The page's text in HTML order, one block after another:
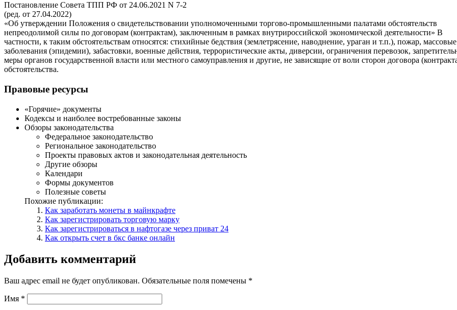
Постановление Совета ТПП РФ от 24.06.2021 N 7-2
(ред. от 27.04.2022)
«Об утверждении Положения о свидетельствовании уполномоченными торгово-промышленными палатами обстоятельств
непреодолимой силы по договорам (контрактам), заключенным в рамках внутрироссийской экономической деятельности» В
частности, к таким обстоятельствам относятся: стихийные бедствия (землетрясение, наводнение, ураган и т.п.), пожар, массовые
заболевания (эпидемии), забастовки, военные действия, террористические акты, диверсии, ограничения перевозок,
меры органов государственной власти или местного самоуправления и другие, не зависящие от воли сторон договора
обстоятельства.
Правовые ресурсы
«Горячие» документы
Кодексы и наиболее востребованные законы
Обзоры законодательства
Федеральное законодательство
Региональное законодательство
Проекты правовых актов и законодательная деятельность
Другие обзоры
Календари
Формы документов
Полезные советы
Похожие публикации:
Как заработать монеты в майнкрафте
Как зарегистрировать торговую марку
Как зарегистрироваться в нафтогазе через приват 24
Как открыть счет в бкс банке онлайн
Добавить комментарий
Ваш адрес email не будет опубликован. Обязательные поля помечены *
Имя *